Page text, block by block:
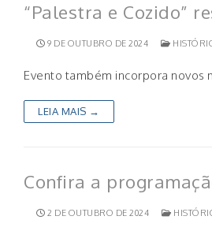
“Palestra e Cozido”
9 DE OUTUBRO DE 2024
Evento também incorpora novos
LEIA MAIS →
Confira a
2 DE OUTUBRO DE 2024